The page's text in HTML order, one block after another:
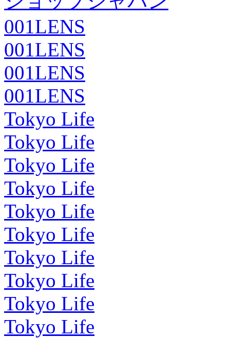
001LENS
001LENS
001LENS
001LENS
Tokyo Life
Tokyo Life
Tokyo Life
Tokyo Life
Tokyo Life
Tokyo Life
Tokyo Life
Tokyo Life
Tokyo Life
Tokyo Life